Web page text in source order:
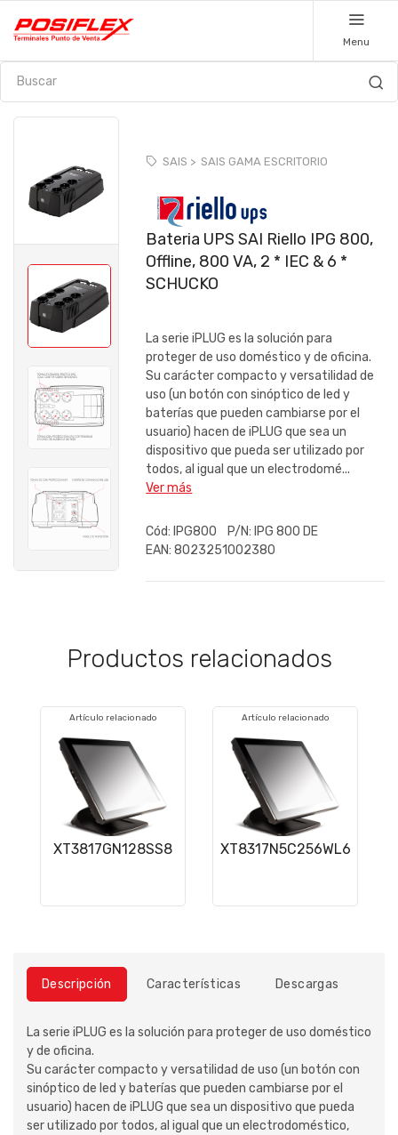
Menu
SAIS > SAIS GAMA ESCRITORIO
Bateria UPS SAI Riello IPG 800,
Offline, 800 VA, 2 * IEC & 6 *
SCHUCKO
La serie iPLUG es la solución para
proteger de uso doméstico y de oficina.
Su carácter compacto y versatilidad de
uso (un botón con sinóptico de led y
baterías que pueden cambiarse por el
usuario) hacen de iPLUG que sea un
dispositivo que pueda ser utilizado por
todos, al igual que un electrodomé...
Ver más
Cód: IPG800 P/N: IPG 800 DE
EAN: 8023251002380
Productos relacionados
Artículo relacionado
XT3817GN128SS8
Artículo relacionado
XT8317N5C256WL6
Descripción Características Descargas
La serie iPLUG es la solución para proteger de uso doméstico
y de oficina.
Su carácter compacto y versatilidad de uso (un botón con
sinóptico de led y baterías que pueden cambiarse por el
usuario) hacen de iPLUG que sea un dispositivo que pueda
ser utilizado por todos, al igual que un electrodoméstico,